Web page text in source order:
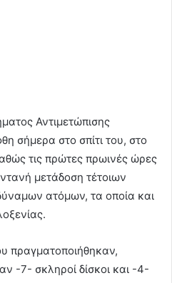
Αντιμετώπισης
σήμερα στο σπίτι του, στο
τις πρώτες πρωινές ώρες
μετάδοση τέτοιων
ατόμων, τα οποία και
πραγματοποιήθηκαν,
-7- σκληροί δίσκοι και -4-